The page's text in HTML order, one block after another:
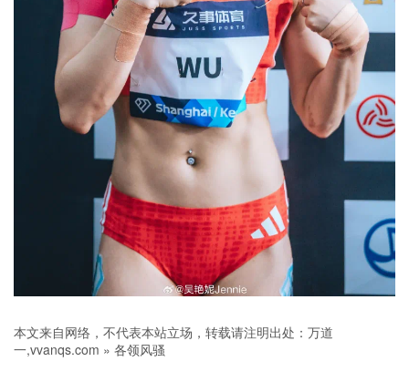
本文来自网络，不代表本站立场，转载请注明出处： 万道
一,vvanqs.com » 各领风骚